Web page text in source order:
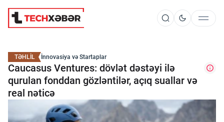
Süni İntellekt
Elm və Kosmos
TƏHLİL İnnovasiya və Startaplar
Caucasus Ventures: dövlət dəstəyi ilə
qurulan fonddan gözləntilər, açıq suallar və
real nəticə